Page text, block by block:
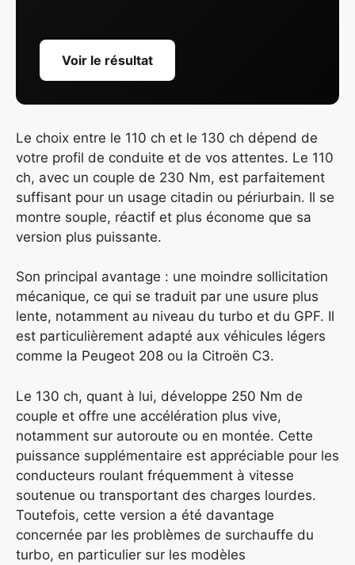
Voir le résultat
Le choix entre le 110 ch et le 130 ch dépend de
votre profil de conduite et de vos attentes. Le 110
ch, avec un couple de 230 Nm, est parfaitement
suffisant pour un usage citadin ou périurbain. Il se
montre souple, réactif et plus économe que sa
version plus puissante.
Son principal avantage : une moindre sollicitation
mécanique, ce qui se traduit par une usure plus
lente, notamment au niveau du turbo et du GPF. Il
est particulièrement adapté aux véhicules légers
comme la Peugeot 208 ou la Citroën C3.
Le 130 ch, quant à lui, développe 250 Nm de
couple et offre une accélération plus vive,
notamment sur autoroute ou en montée. Cette
puissance supplémentaire est appréciable pour les
conducteurs roulant fréquemment à vitesse
soutenue ou transportant des charges lourdes.
Toutefois, cette version a été davantage
concernée par les problèmes de surchauffe du
turbo, en particulier sur les modèles